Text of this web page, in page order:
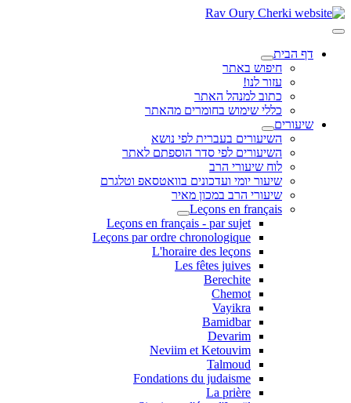
דף הבית
חיפוש באתר
עזור לנו!
כתוב למנהל האתר
כללי שימוש בחומרים מהאתר
שיעורים
השיעורים בעברית לפי נושא
השיעורים לפי סדר הוספתם לאתר
לוח שיעורי הרב
שיעור יומי ועדכונים בוואטסאפ וטלגרם
שיעורי הרב במכון מאיר
Leçons en français
Leçons en français - par sujet
Leçons par ordre chronologique
L'horaire des leçons
Les fêtes juives
Berechite
Chemot
Vayikra
Bamidbar
Devarim
Neviim et Ketouvim
Talmoud
Fondations du judaisme
La prière